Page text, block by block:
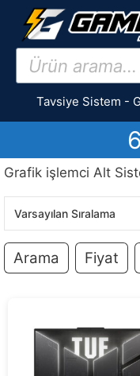
İçeriğe
Products
search
Tavsiye Sistem -
Grafik işlemci Alt
Arama Fiyat